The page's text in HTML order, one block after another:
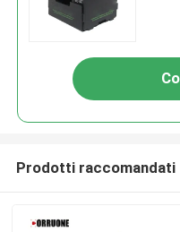
Prodotti raccomandati